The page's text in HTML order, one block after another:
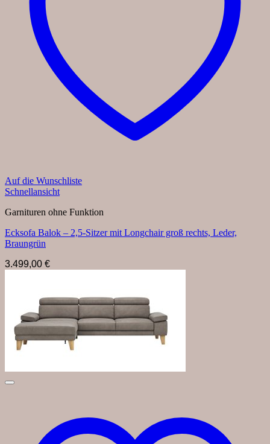
Auf die Wunschliste
Schnellansicht
Garnituren ohne Funktion
Ecksofa Balok – 2,5-Sitzer mit Longchair groß rechts, Leder,
Braungrün
3.499,00 €